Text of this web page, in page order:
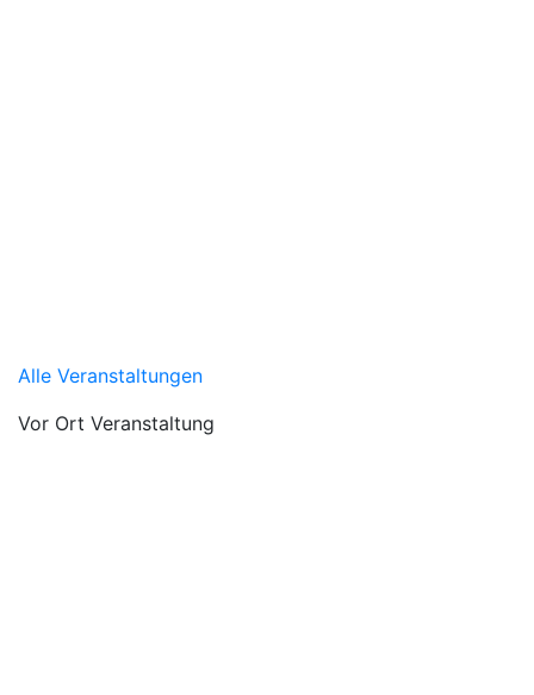
Alle Veranstaltungen
Vor Ort Veranstaltung